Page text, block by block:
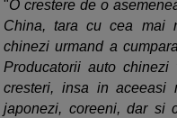
"O crestere de o
China, tara cu cea mai
chinezi urmand a
Producatorii auto
cresteri, insa in aceeasi
japonezi, coreeni, dar si